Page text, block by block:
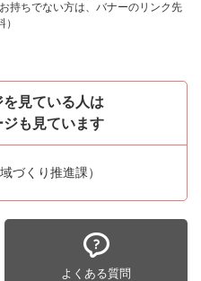
持ちでない方は、バナーのリンク先
を見ている人は
ジも見ています
づくり推進課）
よくある質問